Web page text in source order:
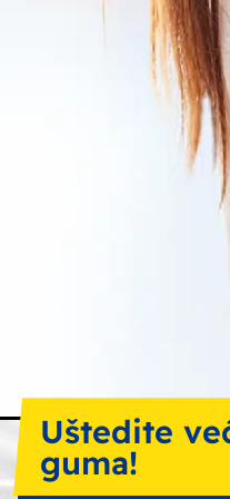
Uštedite
guma!